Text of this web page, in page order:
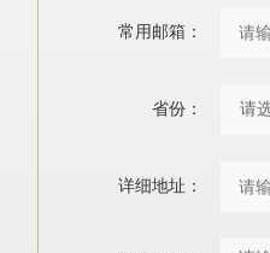
常用邮箱：
省份：
详细地址：